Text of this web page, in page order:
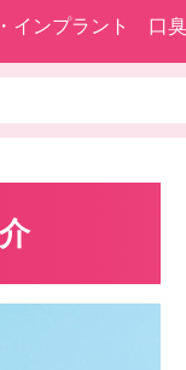
インプラント 口